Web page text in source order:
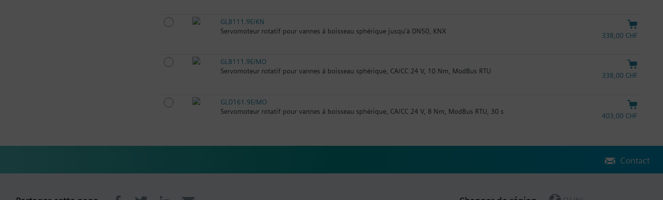
GLB111.9E/KN
Servomoteur rotatif pour vannes à boisseau sphérique jusqu'à DN50, KNX
338,00 CHF
GLB111.9E/MO
Servomoteur rotatif pour vannes à boisseau sphérique, CA/CC 24 V, 10 Nm, ModBus RTU
338,00 CHF
GLD161.9E/MO
Servomoteur rotatif pour vannes à boisseau sphérique, CA/CC 24 V, 8 Nm, ModBus RTU, 30 s
403,00 CHF
Contact